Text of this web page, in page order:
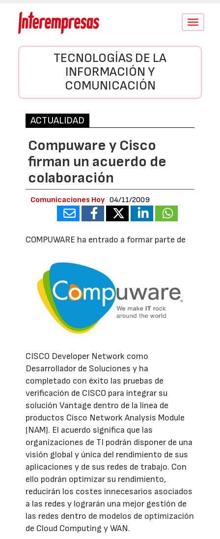
Conmutar
TECNOLOGÍAS DE LA
INFORMACIÓN Y
COMUNICACIÓN
ACTUALIDAD
Compuware y Cisco
firman un acuerdo de
colaboración
Comunicaciones Hoy 04/11/2009
COMPUWARE ha entrado a formar parte de
CISCO Developer Network como
Desarrollador de Soluciones y ha
completado con éxito las pruebas de
verificación de CISCO para integrar su
solución Vantage dentro de la línea de
productos Cisco Network Analysis Module
(NAM). El acuerdo significa que las
organizaciones de TI podrán disponer de una
visión global y única del rendimiento de sus
aplicaciones y de sus redes de trabajo. Con
ello podrán optimizar su rendimiento,
reducirán los costes innecesarios asociados
a las redes y lograrán una mejor gestión de
las redes dentro de modelos de optimización
de Cloud Computing y WAN.